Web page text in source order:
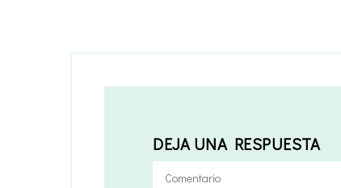
DEJA UNA RESPUESTA